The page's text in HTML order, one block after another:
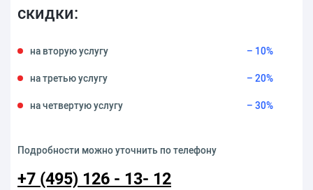
скидки:
на вторую услугу – 10%
на третью услугу – 20%
на четвертую услугу – 30%
Подробности можно уточнить по телефону
+7 (495) 126 - 13- 12